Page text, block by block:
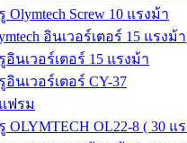
Screw 10 แรงม้า
อินเวอร์เตอร์ 15 แรงม้า
นเวอร์เตอร์ 15 แรงม้า
นเวอร์เตอร์ CY-37
ฟรม
OL22-8 ( 30 แ